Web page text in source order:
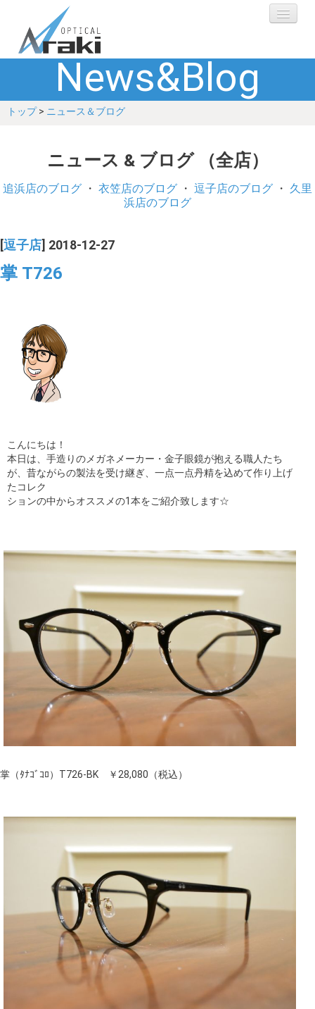
選ばれる理由
ブランド
補聴器
ギャラリー
コラム
ブログ
採用
News&Blog
トップ> ニュース＆ブログ
ニュース & ブログ （全店）
追浜店のブログ ・ 衣笠店のブログ ・ 逗子店のブログ ・ 久里
浜店のブログ
逗子店 ] 2018-12-27
掌 T726
こんにちは！
本日は、手造りのメガネメーカー・金子眼鏡が抱える職人たち
が、昔ながらの製法を受け継ぎ、一点一点丹精を込めて作り上げ
たコレク
ションの中からオススメの1本をご紹介致します☆
掌（ﾀﾅｺﾞｺﾛ）T726-BK ￥28,080（税込）